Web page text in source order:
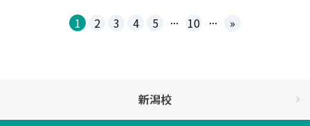
1 2 3 4 5 ... 10 ... »
新潟校